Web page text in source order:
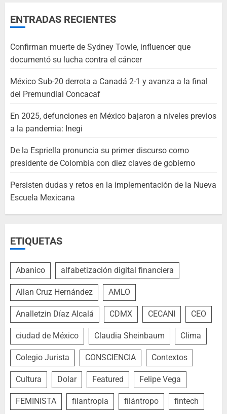
ENTRADAS RECIENTES
Confirman muerte de Sydney Towle, influencer que
documentó su lucha contra el cáncer
México Sub-20 derrota a Canadá 2-1 y avanza a la final
del Premundial Concacaf
En 2025, defunciones en México bajaron a niveles previos
a la pandemia: Inegi
De la Espriella pronuncia su primer discurso como
presidente de Colombia con diez claves de gobierno
Persisten dudas y retos en la implementación de la Nueva
Escuela Mexicana
ETIQUETAS
Abanico alfabetización digital financiera
Allan Cruz Hernández AMLO
Analletzin Díaz Alcalá CDMX CECANI CEO
ciudad de México Claudia Sheinbaum Clima
Colegio Jurista CONSCIENCIA Contextos
Cultura Dolar Featured Felipe Vega
FEMINISTA filantropia filántropo fintech